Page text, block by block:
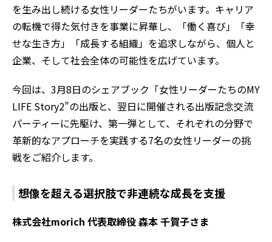
を生み出し続ける女性リーダーたちがいます。キャリア
の転機で得た気付きを事業に昇華し、「働く喜び」「幸
せな生き方」「成長する組織」を追求しながら、個人と
企業、そして社会全体の可能性を広げています。
今回は、3月8日のシェアブック「女性リーダーたちのMY
LIFE Story2”の出版と、翌日に開催される出版記念交流
パーティーに先駆け、第一弾として、それぞれの分野で
革新的なアプローチを実践する7名の女性リーダーの挑
戦をご紹介します。
想像を超える選択肢で非連続な成長を支援
株式会社morich 代表取締役 森本 千賀子さま